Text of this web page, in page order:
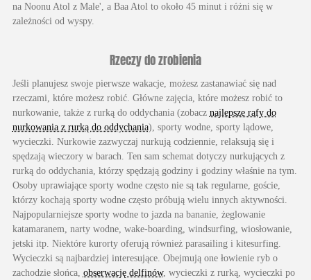
na Noonu Atol z Male', a Baa Atol to około 45 minut i różni się w
zależności od wyspy.
Rzeczy do zrobienia
Jeśli planujesz swoje pierwsze wakacje, możesz zastanawiać się nad
rzeczami, które możesz robić. Główne zajęcia, które możesz robić to
nurkowanie, także z rurką do oddychania (zobacz najlepsze rafy do
nurkowania z rurką do oddychania), sporty wodne, sporty lądowe,
wycieczki. Nurkowie zazwyczaj nurkują codziennie, relaksują się i
spędzają wieczory w barach. Ten sam schemat dotyczy nurkujących z
rurką do oddychania, którzy spędzają godziny i godziny właśnie na tym.
Osoby uprawiające sporty wodne często nie są tak regularne, goście,
którzy kochają sporty wodne często próbują wielu innych aktywności.
Najpopularniejsze sporty wodne to jazda na bananie, żeglowanie
katamaranem, narty wodne, wake-boarding, windsurfing, wiosłowanie,
jetski itp. Niektóre kurorty oferują również parasailing i kitesurfing.
Wycieczki są najbardziej interesujące. Obejmują one łowienie ryb o
zachodzie słońca, obserwację delfinów, wycieczki z rurką, wycieczki po